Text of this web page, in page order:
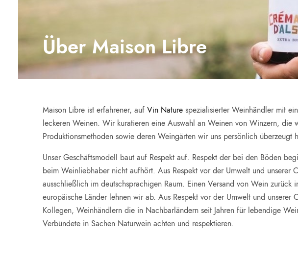
Über Maison Libre
Maison Libre ist erfahrener, aufVin Nature spezialisierter Weinhändler mit
leckeren Weinen. Wir kuratieren eine Auswahl an Weinen von Winzern, die
Produktionsmethoden sowie deren Weingärten wir uns persönlich überzeugt
Unser Geschäftsmodell baut auf Respekt auf. Respekt der bei den Böden
beim Weinliebhaber nicht aufhört. Aus Respekt vor der Umwelt und unserer
ausschließlich im deutschsprachigen Raum. Einen Versand von Wein zurück
europäische Länder lehnen wir ab. Aus Respekt vor der Umwelt und unserer
Kollegen, Weinhändlern die in Nachbarländern seit Jahren für lebendige
Verbündete in Sachen Naturwein achten und respektieren.